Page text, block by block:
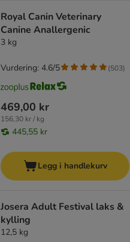
Royal Canin Veterinary
Canine Anallergenic
3 kg
469,00 kr
156,30 kr / kg
445,55 kr
Vurdering: 4.6/5 (503)
Legg i handlekurv
Josera Adult Festival laks &
kylling
12,5 kg